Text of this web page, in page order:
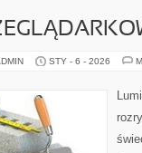
STY - 6 - 2026